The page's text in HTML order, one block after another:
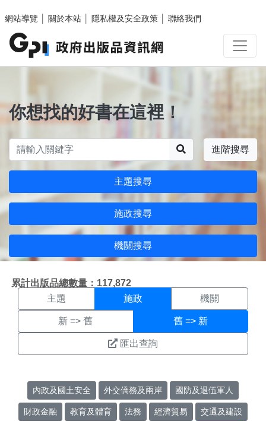
網站導覽
關於本站 隱私權及安全政策 聯絡我們
你想找的好書在這裡！
進階搜尋
主題搜尋
施政搜尋
機關搜尋
累計出版品總數量：117,872
施政搜尋結果頁面
主題 施政 機關
新 => 舊 舊 => 新
匯出查詢
內政及國土安全 外交僑務及兩岸 國防及退伍軍人
財政金融 教育及體育 法務 經濟貿易 交通及建設